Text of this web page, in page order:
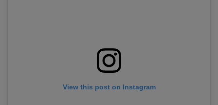
View this post on Instagram